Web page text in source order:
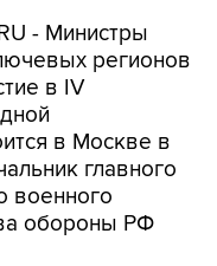
- Министры
регионов
в IV
в Москве в
главного
военного
обороны РФ